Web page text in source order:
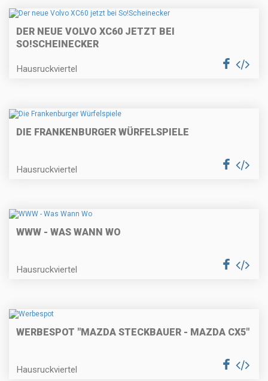
DER NEUE VOLVO XC60 JETZT BEI
SO!SCHEINECKER
Hausruckviertel
DIE FRANKENBURGER WÜRFELSPIELE
Hausruckviertel
WWW - WAS WANN WO
Hausruckviertel
WERBESPOT "MAZDA STECKBAUER - MAZDA CX5"
Hausruckviertel